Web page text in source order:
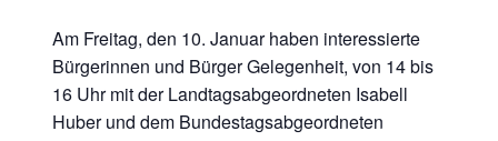
Am Freitag, den 10. Januar haben interessierte
Bürgerinnen und Bürger Gelegenheit, von 14 bis
16 Uhr mit der Landtagsabgeordneten Isabell
Huber und dem Bundestagsabgeordneten